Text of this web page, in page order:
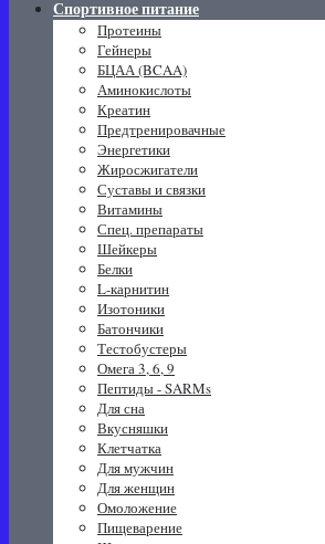
Спортивное питание
Протеины
Гейнеры
БЦАА (BCAA)
Аминокислоты
Креатин
Предтренировачные
Энергетики
Жиросжигатели
Суставы и связки
Витамины
Спец. препараты
Шейкеры
Белки
L-карнитин
Изотоники
Батончики
Тестобустеры
Омега 3, 6, 9
Пептиды - SARMs
Для сна
Вкусняшки
Клетчатка
Для мужчин
Для женщин
Омоложение
Пищеварение